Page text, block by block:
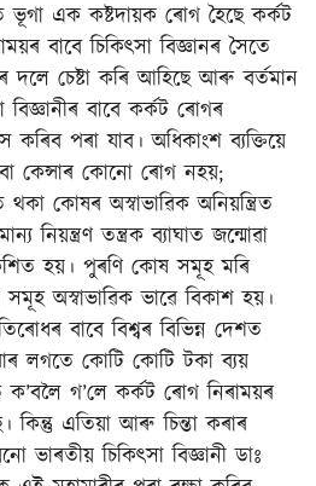
ভূগা এক কষ্টদায়ক ৰোগ হৈছে কৰ্কট
বাবে চিকিৎসা বিজ্ঞানৰ সৈতে
দলে চেষ্টা কৰি আহিছে আৰু বৰ্তমান
বাবে কৰ্কট ৰোগৰ
কৰিব পৰা যাব। অধিকাংশ ব্যক্তিয়ে
কেন্সাৰ কোনো ৰোগ নহয়;
কোষৰ অস্বাভাৱিক অনিয়ন্ত্ৰিত
নিয়ন্ত্ৰণ তন্ত্ৰক ব্যাঘাত জন্মোৱা
হয়। পুৰণি কোষ সমূহ মৰি
অস্বাভাৱিক ভাৱে বিকাশ হয়।
বাবে বিশ্বৰ বিভিন্ন দেশত
লগতে কোটি কোটি টকা ব্যয়
গ’লে কৰ্কট ৰোগ নিৰাময়ৰ
কিন্তু এতিয়া আৰু চিন্তা কৰাৰ
চিকিৎসা বিজ্ঞানী ডাঃ